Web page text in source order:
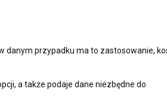
danym przypadku ma to zastosowanie,
a także podaje dane niezbędne do